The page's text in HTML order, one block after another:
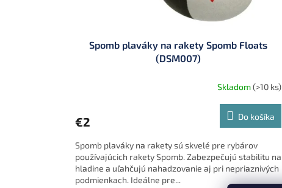
Spomb plaváky na rakety Spomb Floats
(DSM007)
Skladom(>10 ks)
€2 Do košíka
Spomb plaváky na rakety sú skvelé pre rybárov
používajúcich rakety Spomb. Zabezpečujú stabilitu na
hladine a uľahčujú nahadzovanie aj pri nepriaznivých
podmienkach. Ideálne pre...